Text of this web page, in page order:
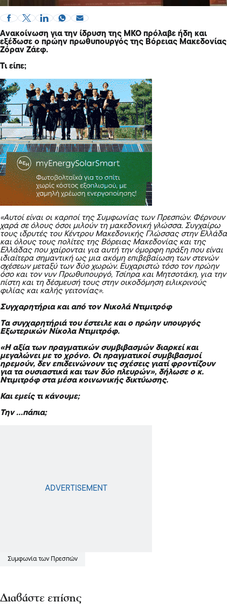
Ανακοίνωση για την ίδρυση της ΜΚΟ πρόλαβε ήδη και
εξέδωσε ο πρώην πρωθυπουργός της Βόρειας Μακεδονίας
Ζόραν Ζάεφ.
Τι είπε;
«Αυτοί είναι οι καρποί της Συμφωνίας των Πρεσπών. Φέρνουν
χαρά σε όλους όσοι μιλούν τη μακεδονική γλώσσα. Συγχαίρω
τους ιδρυτές του Κέντρου Μακεδονικής Γλώσσας στην Ελλάδα
και όλους τους πολίτες της Βόρειας Μακεδονίας και της
Ελλάδας που χαίρονται για αυτή την όμορφη πράξη που είναι
ιδιαίτερα σημαντική ως μια ακόμη επιβεβαίωση των στενών
σχέσεων μεταξύ των δύο χωρών. Ευχαριστώ τόσο τον πρώην
όσο και τον νυν Πρωθυπουργό, Τσίπρα και Μητσοτάκη, για την
πίστη και τη δέσμευσή τους στην οικοδόμηση ειλικρινούς
φιλίας και καλής γειτονίας».
Συγχαρητήρια και από τον Νικολά Ντιμιτρόφ
Τα συγχαρητήριά του έστειλε και ο πρώην υπουργός
Εξωτερικών Νίκολα Ντιμιτρόφ.
«Η αξία των πραγματικών συμβιβασμών διαρκεί και
μεγαλώνει με το χρόνο. Οι πραγματικοί συμβιβασμοί
ηρεμούν, δεν επιδεινώνουν τις σχέσεις γιατί φροντίζουν
για τα ουσιαστικά και των δύο πλευρών», δήλωσε ο κ.
Ντιμιτρόφ στα μέσα κοινωνικής δικτύωσης.
Και εμείς τι κάνουμε;
Την …πάπια;
Συμφωνία των Πρεσπών
Διαβάστε επίσης